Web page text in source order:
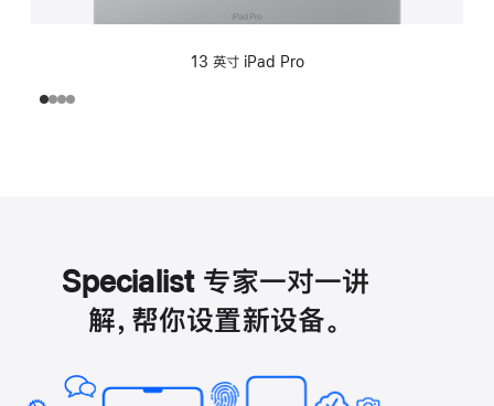
13 英寸 iPad Pro
Specialist 专家一对一讲
解，帮你设置新设备。